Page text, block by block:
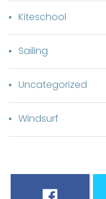
Kiteschool
Sailing
Uncategorized
Windsurf